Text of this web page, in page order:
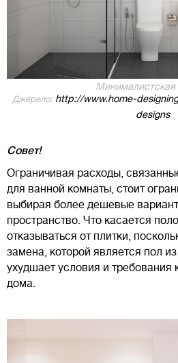
Минималистская
Джерело: http://www.home-
designs
Совет!
Ограничивая расходы,
для ванной комнаты, стоит
выбирая более дешевые
пространство. Что касается
отказываться от плитки,
замена, которой является пол
ухудшает условия и требования
дома.